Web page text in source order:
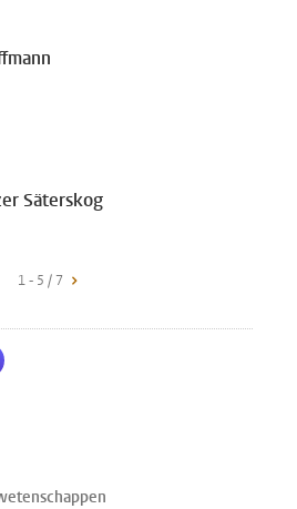
Säterskog
1 - 5 / 7
WhatsApp
via Mastodon